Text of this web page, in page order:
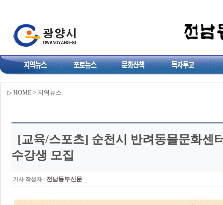
▷ HOME > 지역뉴스
[교육/스포츠] 순천시 반려동물문화센
수강생 모집
기사 작성자 : 전남동부신문